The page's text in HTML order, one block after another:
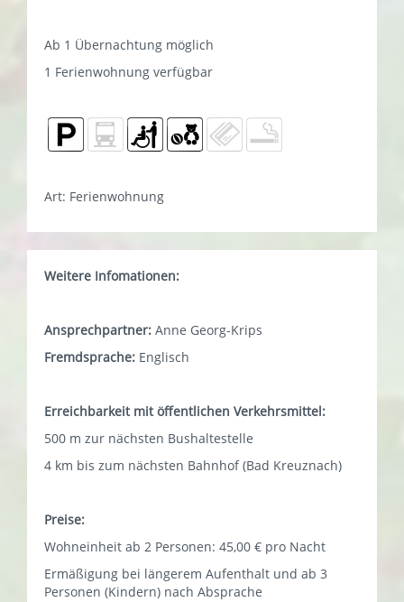
Ab 1 Übernachtung möglich
1 Ferienwohnung verfügbar
Art: Ferienwohnung
Weitere Infomationen:
Ansprechpartner: Anne Georg-Krips
Fremdsprache: Englisch
Erreichbarkeit mit öffentlichen Verkehrsmittel:
500 m zur nächsten Bushaltestelle
4 km bis zum nächsten Bahnhof (Bad Kreuznach)
Preise:
Wohneinheit ab 2 Personen: 45,00 € pro Nacht
Ermäßigung bei längerem Aufenthalt und ab 3
Personen (Kindern) nach Absprache